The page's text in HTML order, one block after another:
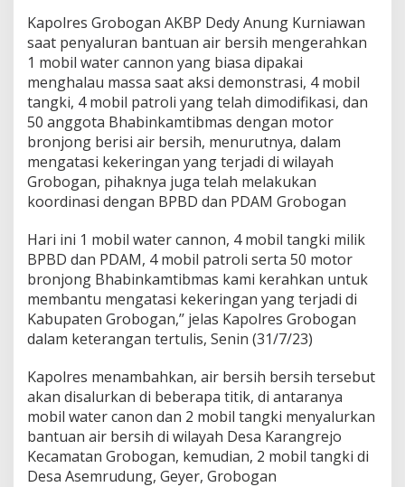
Kapolres Grobogan AKBP Dedy Anung Kurniawan
saat penyaluran bantuan air bersih mengerahkan
1 mobil water cannon yang biasa dipakai
menghalau massa saat aksi demonstrasi, 4 mobil
tangki, 4 mobil patroli yang telah dimodifikasi, dan
50 anggota Bhabinkamtibmas dengan motor
bronjong berisi air bersih, menurutnya, dalam
mengatasi kekeringan yang terjadi di wilayah
Grobogan, pihaknya juga telah melakukan
koordinasi dengan BPBD dan PDAM Grobogan
Hari ini 1 mobil water cannon, 4 mobil tangki milik
BPBD dan PDAM, 4 mobil patroli serta 50 motor
bronjong Bhabinkamtibmas kami kerahkan untuk
membantu mengatasi kekeringan yang terjadi di
Kabupaten Grobogan,’’ jelas Kapolres Grobogan
dalam keterangan tertulis, Senin (31/7/23)
Kapolres menambahkan, air bersih bersih tersebut
akan disalurkan di beberapa titik, di antaranya
mobil water canon dan 2 mobil tangki menyalurkan
bantuan air bersih di wilayah Desa Karangrejo
Kecamatan Grobogan, kemudian, 2 mobil tangki di
Desa Asemrudung, Geyer, Grobogan